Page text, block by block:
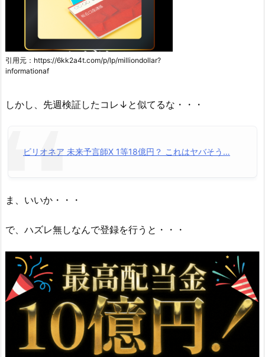
引用元：https://6kk2a4t.com/p/lp/milliondollar?
informationaf
しかし、先週検証したコレ↓と似てるな・・・
ビリオネア 未来予言師X 1等18億円？ これはヤバそう…
ま、いいか・・・
で、ハズレ無しなんで登録を行うと・・・